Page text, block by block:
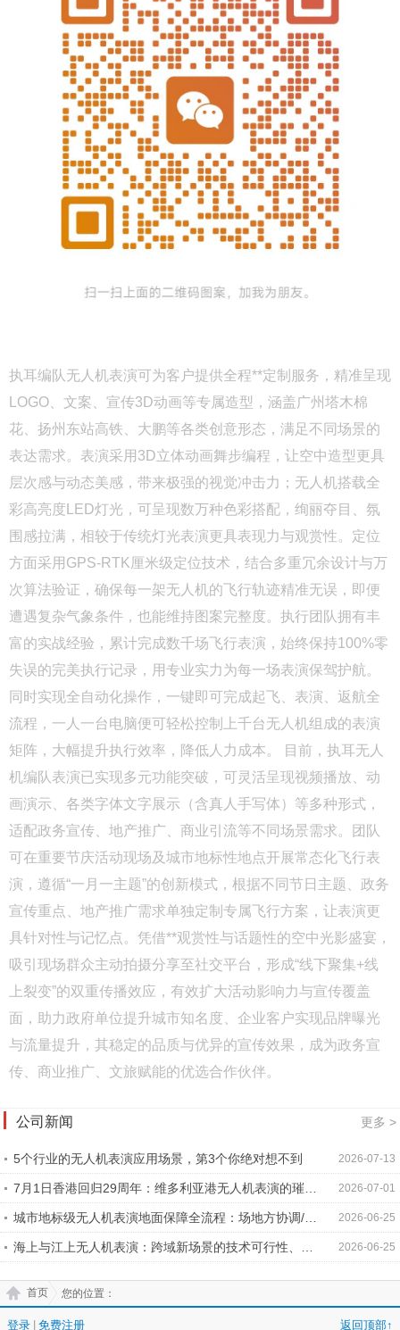
执耳编队无人机表演可为客户提供全程**定制服务，精准呈现
LOGO、文案、宣传3D动画等专属造型，涵盖广州塔木棉
花、扬州东站高铁、大鹏等各类创意形态，满足不同场景的
表达需求。表演采用3D立体动画舞步编程，让空中造型更具
层次感与动态美感，带来极强的视觉冲击力；无人机搭载全
彩高亮度LED灯光，可呈现数万种色彩搭配，绚丽夺目、氛
围感拉满，相较于传统灯光表演更具表现力与观赏性。定位
方面采用GPS-RTK厘米级定位技术，结合多重冗余设计与万
次算法验证，确保每一架无人机的飞行轨迹精准无误，即便
遭遇复杂气象条件，也能维持图案完整度。执行团队拥有丰
富的实战经验，累计完成数千场飞行表演，始终保持100%零
失误的完美执行记录，用专业实力为每一场表演保驾护航。
同时实现全自动化操作，一键即可完成起飞、表演、返航全
流程，一人一台电脑便可轻松控制上千台无人机组成的表演
矩阵，大幅提升执行效率，降低人力成本。 目前，执耳无人
机编队表演已实现多元功能突破，可灵活呈现视频播放、动
画演示、各类字体文字展示（含真人手写体）等多种形式，
适配政务宣传、地产推广、商业引流等不同场景需求。团队
可在重要节庆活动现场及城市地标性地点开展常态化飞行表
演，遵循“一月一主题”的创新模式，根据不同节日主题、政务
宣传重点、地产推广需求单独定制专属飞行方案，让表演更
具针对性与记忆点。凭借**观赏性与话题性的空中光影盛宴，
吸引现场群众主动拍摄分享至社交平台，形成“线下聚集+线
上裂变”的双重传播效应，有效扩大活动影响力与宣传覆盖
面，助力政府单位提升城市知名度、企业客户实现品牌曝光
与流量提升，其稳定的品质与优异的宣传效果，成为政务宣
传、商业推广、文旅赋能的优选合作伙伴。
公司新闻 更多 >
5个行业的无人机表演应用场景，第3个你绝对想不到 2026-07-13
7月1日香港回归29周年：维多利亚港无人机表演的璀璨
时刻
2026-07-01
城市地标级无人机表演地面保障全流程：场地方协调/观
众区隔离/临时电力/现场通讯/应急疏散
2026-06-25
海上与江上无人机表演：跨域新场景的技术可行性、合
规要求与客户案例
2026-06-25
您的位置：
首页
登录 免费注册 返回顶部↑